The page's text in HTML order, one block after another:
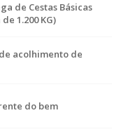
de Cestas Básicas
1.200 KG)
de acolhimento de
do bem